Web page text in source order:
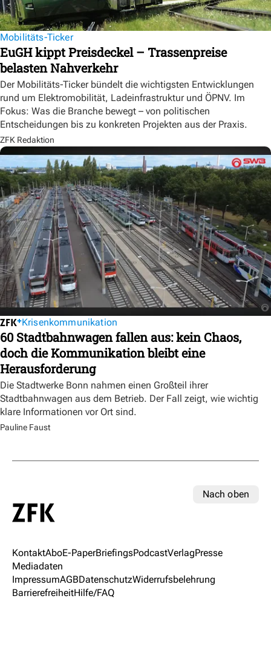
Mobilitäts-Ticker
EuGH kippt Preisdeckel – Trassenpreise
belasten Nahverkehr
Der Mobilitäts-Ticker bündelt die wichtigsten Entwicklungen
rund um Elektromobilität, Ladeinfrastruktur und ÖPNV. Im
Fokus: Was die Branche bewegt – von politischen
Entscheidungen bis zu konkreten Projekten aus der Praxis.
ZFK Redaktion
Krisenkommunikation
60 Stadtbahnwagen fallen aus: kein Chaos,
doch die Kommunikation bleibt eine
Herausforderung
Die Stadtwerke Bonn nahmen einen Großteil ihrer
Stadtbahnwagen aus dem Betrieb. Der Fall zeigt, wie wichtig
klare Informationen vor Ort sind.
Pauline Faust
Nach oben
KontaktAboE-PaperBriefingsPodcastVerlagPresse
Mediadaten
ImpressumAGBDatenschutzWiderrufsbelehrung
BarrierefreiheitHilfe/FAQ